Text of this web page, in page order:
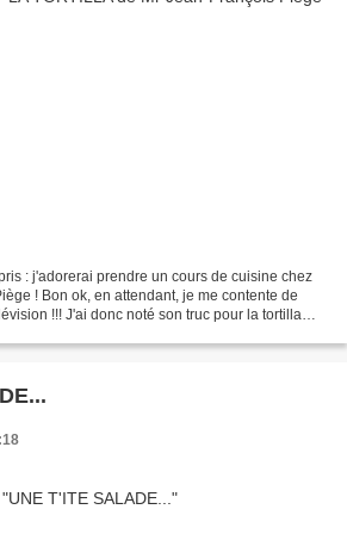
: j'adorerai prendre un cours de cuisine chez
! Bon ok, en attendant, je me contente de
!!! J'ai donc noté son truc pour la tortilla